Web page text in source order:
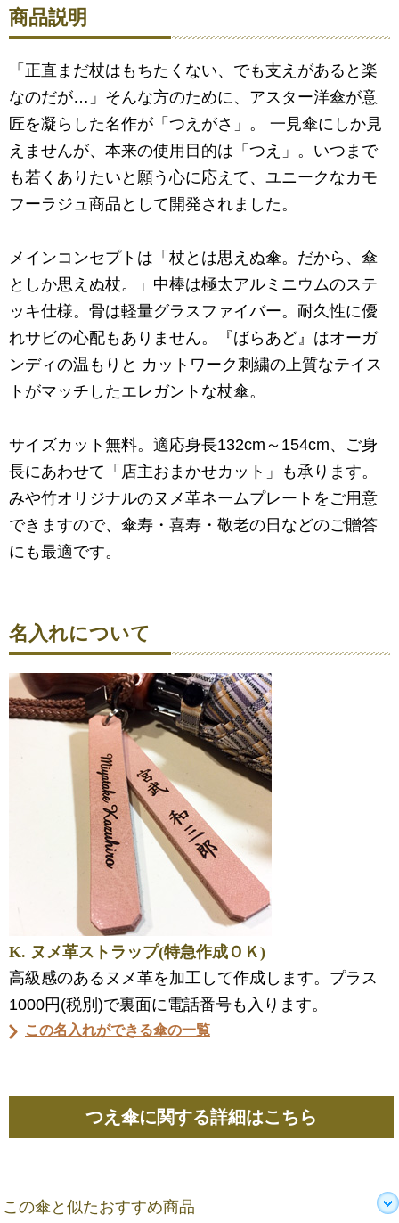
商品説明
「正直まだ杖はもちたくない、でも支えがあると楽
なのだが…」そんな方のために、アスター洋傘が意
匠を凝らした名作が「つえがさ」。 一見傘にしか見
えませんが、本来の使用目的は「つえ」。いつまで
も若くありたいと願う心に応えて、ユニークなカモ
フーラジュ商品として開発されました。
メインコンセプトは「杖とは思えぬ傘。だから、傘
としか思えぬ杖。」中棒は極太アルミニウムのステ
ッキ仕様。骨は軽量グラスファイバー。耐久性に優
れサビの心配もありません。『ばらあど』はオーガ
ンディの温もりと カットワーク刺繍の上質なテイス
トがマッチしたエレガントな杖傘。
サイズカット無料。適応身長132cm～154cm、ご身
長にあわせて「店主おまかせカット」も承ります。
みや竹オリジナルのヌメ革ネームプレートをご用意
できますので、傘寿・喜寿・敬老の日などのご贈答
にも最適です。
名入れについて
K. ヌメ革ストラップ(特急作成ＯＫ)
高級感のあるヌメ革を加工して作成します。プラス
1000円(税別)で裏面に電話番号も入ります。
この名入れができる傘の一覧
つえ傘に関する詳細はこちら
この傘と似たおすすめ商品